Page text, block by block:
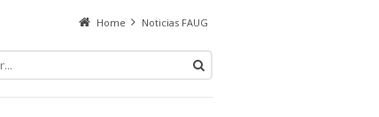
Home Noticias FAUG